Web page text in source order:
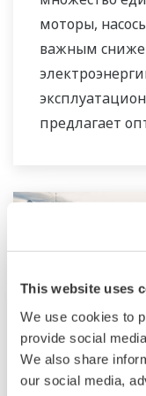
This website uses
We use cookies to
provide social
We also share
our social media,
Компания
широкий
наших
необходимого
моторы,
важным
предлагает